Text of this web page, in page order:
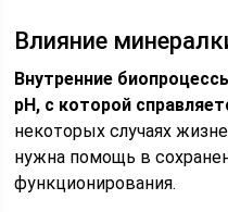
Влияние
Внутренние
pH, с которой
некоторых случаях
нужна помощь в
функционирования.